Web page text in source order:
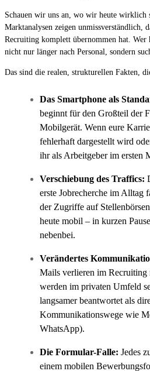
Schauen wir uns an, wo wir heute wirklich
Marktanalysen zeigen unmissverständlich,
Recruiting komplett übernommen hat. Wer
nicht nur länger nach Personal, sondern
Das sind die realen, strukturellen Fakten,
Das Smartphone als
beginnt für den Großteil der
Mobilgerät. Wenn eure
fehlerhaft dargestellt wird
ihr als Arbeitgeber im ersten
Verschiebung des Traffics:
erste Jobrecherche im Alltag
der Zugriffe auf
heute mobil – in kurzen
nebenbei.
Verändertes
Mails verlieren im Recruiting
werden im privaten Umfeld
langsamer beantwortet als
Kommunikationswege wie
WhatsApp).
Die Formular-Falle: Jedes
einem mobilen